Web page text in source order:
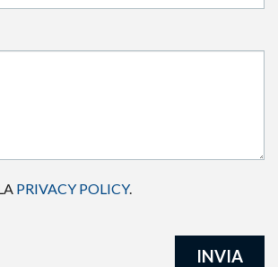
PRIVACY POLICY.
INVIA